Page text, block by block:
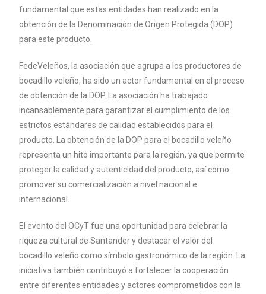
fundamental que estas entidades han realizado en la
obtención de la Denominación de Origen Protegida (DOP)
para este producto.
FedeVeleños, la asociación que agrupa a los productores de
bocadillo veleño, ha sido un actor fundamental en el proceso
de obtención de la DOP. La asociación ha trabajado
incansablemente para garantizar el cumplimiento de los
estrictos estándares de calidad establecidos para el
producto. La obtención de la DOP para el bocadillo veleño
representa un hito importante para la región, ya que permite
proteger la calidad y autenticidad del producto, así como
promover su comercialización a nivel nacional e
internacional.
El evento del OCyT fue una oportunidad para celebrar la
riqueza cultural de Santander y destacar el valor del
bocadillo veleño como símbolo gastronómico de la región. La
iniciativa también contribuyó a fortalecer la cooperación
entre diferentes entidades y actores comprometidos con la